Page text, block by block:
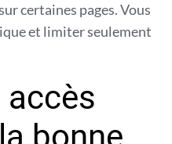
certaines pages. Vous
et limiter seulement
accès